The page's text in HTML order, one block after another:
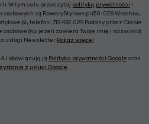
W tym celu przeczytaj politykę prywatności i
są RoweryStylowe.pl (50-028 Wrocław,
telefon: 713 432 029. Podany przez Ciebie
(np. jeżeli zawiera Twoje imię i nazwisko).
usługi Newsletter Pokaż więcej
i obowiązują ją Polityka prywatności Google oraz
z usługi Google.